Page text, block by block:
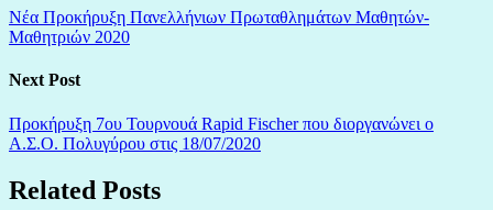
Νέα Προκήρυξη Πανελλήνιων Πρωταθλημάτων Μαθητών-
Μαθητριών 2020
Next Post
Προκήρυξη 7ου Τουρνουά Rapid Fischer που διοργανώνει ο
Α.Σ.Ο. Πολυγύρου στις 18/07/2020
Related Posts